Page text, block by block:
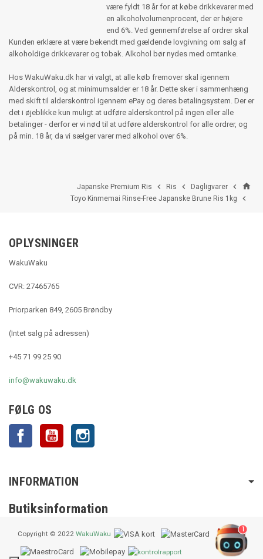
være fyldt 18 år for at købe drikkevarer med
en alkoholvolumenprocent, der er højere
end 6%. Ved gennemførelse af ordrer skal
Kunden erklære at være bekendt med gældende lovgivning om salg af
alkoholdige drikkevarer og tobak. Alkohol bør nydes med omtanke.
Hos WakuWaku.dk har vi valgt, at alle køb fremover skal igennem
Alderskontrol, og at minimumsalder er 18 år. Dette sker i sammenhæng
med skift til alderskontrol igennem ePay og deres betalingsystem. Der er
det i øjeblikke kun muligt at udføre alderskontrol på ingen eller alle
betalinger - derfor er vi nød til at udføre alderskontrol for alle ordrer, og
på min. 18 år, da vi sælger varer med alkohol over 6%.
home

Dagligvarer

Ris

Japanske Premium Ris

Toyo Kinmemai Rinse-Free Japanske Brune Ris 1kg
OPLYSNINGER
WakuWaku
CVR: 27465765
Priorparken 849, 2605 Brøndby
(Intet salg på adressen)
+45 71 99 25 90
info@wakuwaku.dk
FØLG OS
Facebook YouTube
INFORMATION
Butiksinformation
Copyright © 2022 WakuWaku 1